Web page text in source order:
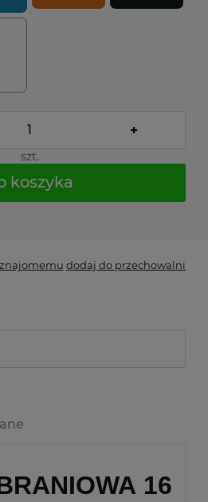
+
szt.
koszyka
dodaj do przechowalni
16